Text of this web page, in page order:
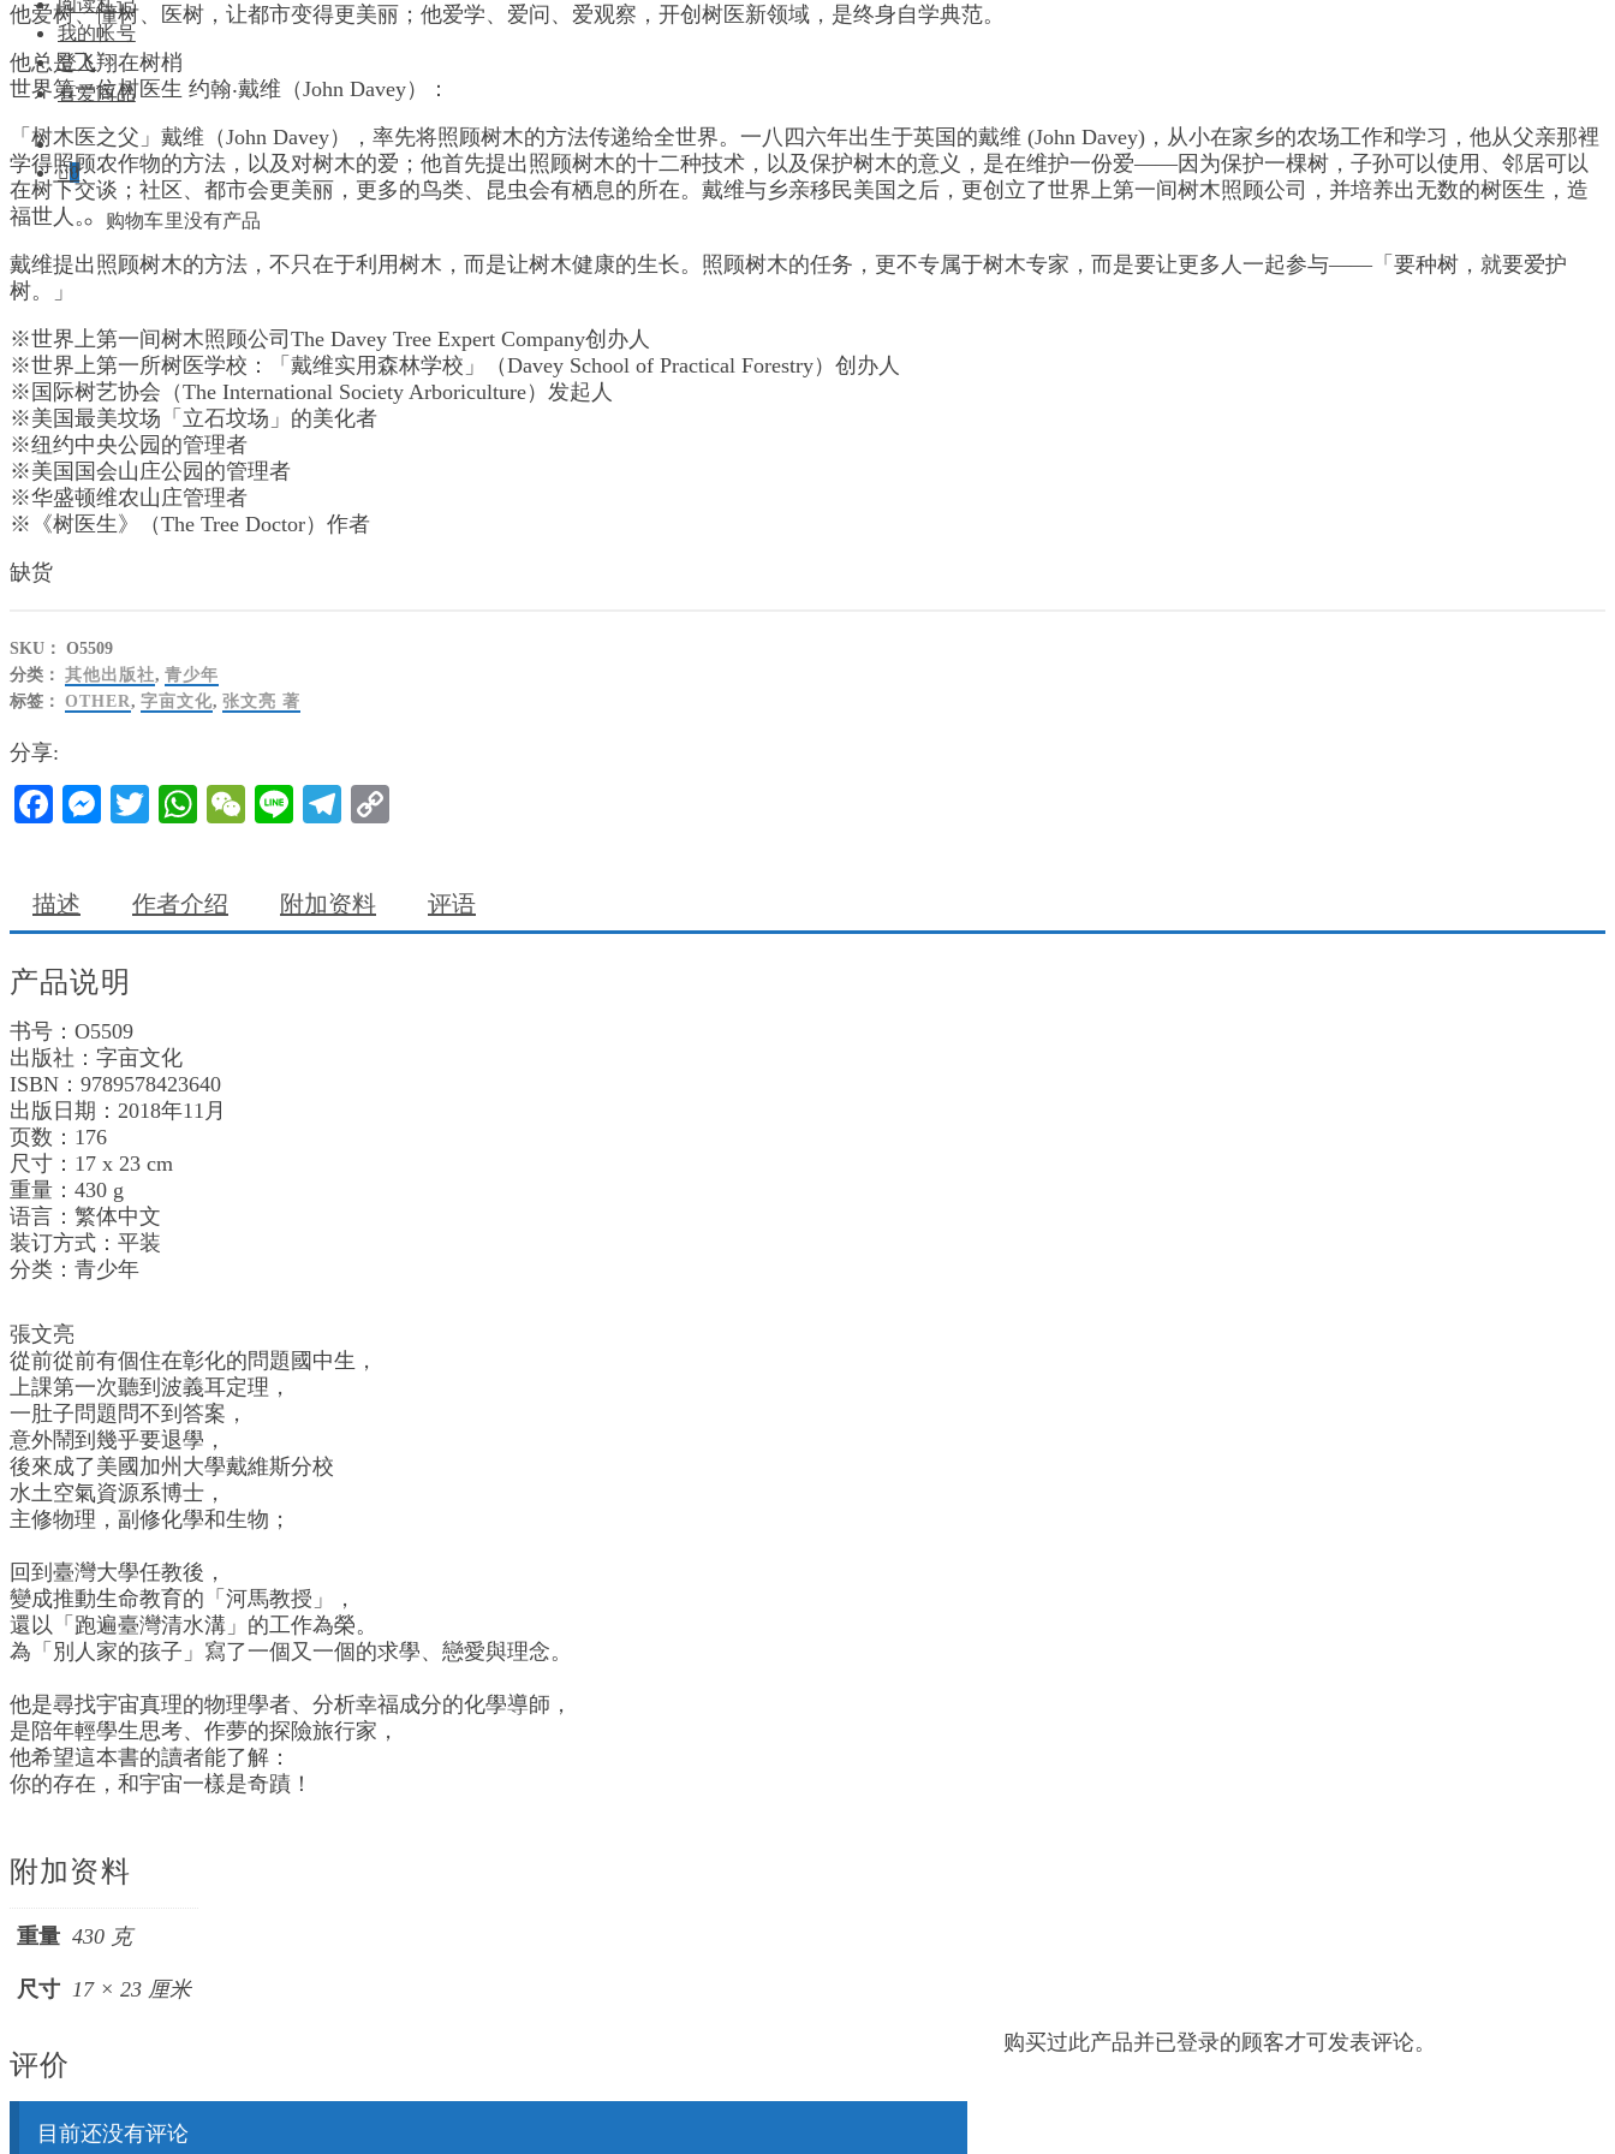
阅读札记
我的帐号
登入
喜爱商品
0
购物车里没有产品
他爱树、懂树、医树，让都市变得更美丽；他爱学、爱问、爱观察，开创树医新领域，是终身自学典范。
他总是飞翔在树梢
世界第一位树医生 约翰‧戴维（John Davey）：
「树木医之父」戴维（John Davey），率先将照顾树木的方法传递给全世界。一八四六年出生于英国的戴维 (John Davey)，从小在家乡的农场工作和学习，他从父亲那裡
学得照顾农作物的方法，以及对树木的爱；他首先提出照顾树木的十二种技术，以及保护树木的意义，是在维护一份爱——因为保护一棵树，子孙可以使用、邻居可以
在树下交谈；社区、都市会更美丽，更多的鸟类、昆虫会有栖息的所在。戴维与乡亲移民美国之后，更创立了世界上第一间树木照顾公司，并培养出无数的树医生，造
福世人。
戴维提出照顾树木的方法，不只在于利用树木，而是让树木健康的生长。照顾树木的任务，更不专属于树木专家，而是要让更多人一起参与——「要种树，就要爱护
树。」
※世界上第一间树木照顾公司The Davey Tree Expert Company创办人
※世界上第一所树医学校：「戴维实用森林学校」（Davey School of Practical Forestry）创办人
※国际树艺协会（The International Society Arboriculture）发起人
※美国最美坟场「立石坟场」的美化者
※纽约中央公园的管理者
※美国国会山庄公园的管理者
※华盛顿维农山庄管理者
※《树医生》（The Tree Doctor）作者
缺货
SKU： O5509
分类： 其他出版社, 青少年
标签： OTHER, 字亩文化, 张文亮 著
分享:
Facebook
Messenger
TwitterWhatsApp
WeChat
LineTelegram
描述 作者介绍 附加资料 评语
产品说明
书号：O5509
出版社：字亩文化
ISBN：9789578423640
出版日期：2018年11月
页数：176
尺寸：17 x 23 cm
重量：430 g
语言：繁体中文
装订方式：平装
分类：青少年
張文亮
從前從前有個住在彰化的問題國中生，
上課第一次聽到波義耳定理，
一肚子問題問不到答案，
意外鬧到幾乎要退學，
後來成了美國加州大學戴維斯分校
水土空氣資源系博士，
主修物理，副修化學和生物；
回到臺灣大學任教後，
變成推動生命教育的「河馬教授」，
還以「跑遍臺灣清水溝」的工作為榮。
為「別人家的孩子」寫了一個又一個的求學、戀愛與理念。
他是尋找宇宙真理的物理學者、分析幸福成分的化學導師，
是陪年輕學生思考、作夢的探險旅行家，
他希望這本書的讀者能了解：
你的存在，和宇宙一樣是奇蹟！
附加资料
重量 430 克
尺寸 17 × 23 厘米
评价
目前还没有评论
购买过此产品并已登录的顾客才可发表评论。